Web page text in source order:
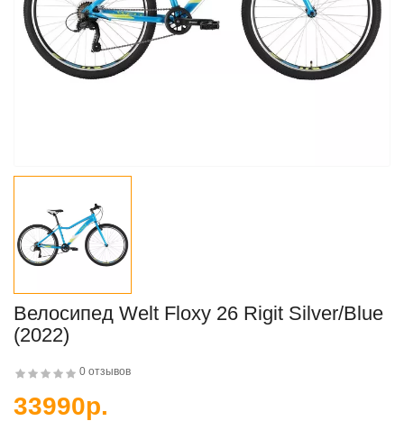
Велосипед Welt Floxy 26 Rigit Silver/blue
(2022)
0 отзывов
33990р.